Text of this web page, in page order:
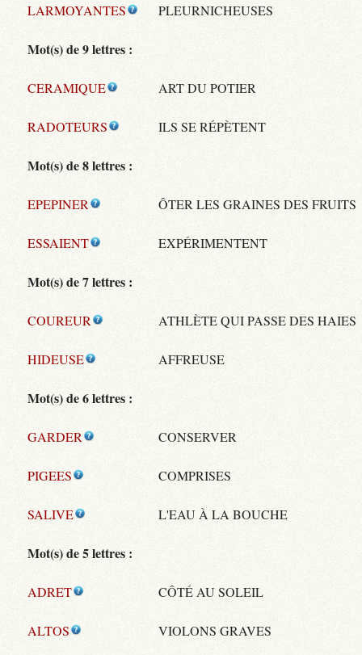
LARMOYANTES PLEURNICHEUSES
Mot(s) de 9 lettres :
CERAMIQUE ART DU POTIER
RADOTEURS ILS SE RÉPÈTENT
Mot(s) de 8 lettres :
EPEPINER ÔTER LES GRAINES DES FRUITS
ESSAIENT EXPÉRIMENTENT
Mot(s) de 7 lettres :
COUREUR ATHLÈTE QUI PASSE DES HAIES
HIDEUSE AFFREUSE
Mot(s) de 6 lettres :
GARDER CONSERVER
PIGEES COMPRISES
SALIVE L'EAU À LA BOUCHE
Mot(s) de 5 lettres :
ADRET CÔTÉ AU SOLEIL
ALTOS VIOLONS GRAVES